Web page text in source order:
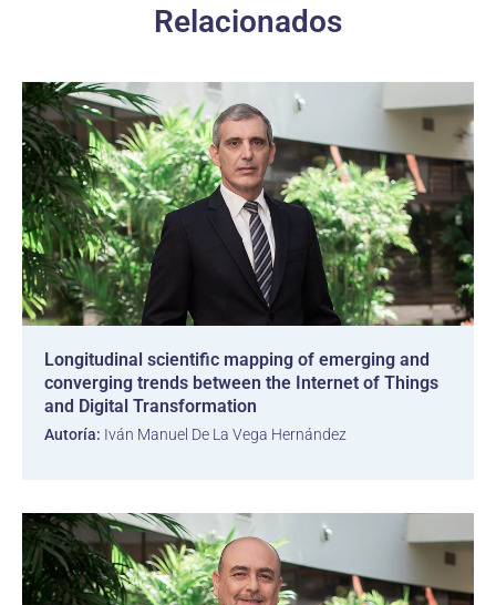
Relacionados
Longitudinal scientific mapping of emerging and
converging trends between the Internet of Things
and Digital Transformation
Autoría: Iván Manuel De La Vega Hernández